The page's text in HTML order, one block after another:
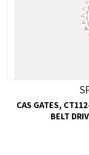
CAS GATES,
BELT